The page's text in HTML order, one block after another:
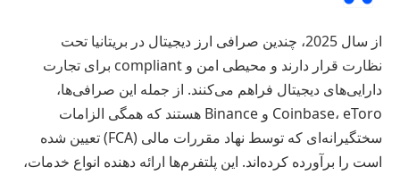
از سال 2025، چندین صرافی ارز دیجیتال در بریتانیا تحت
نظارت قرار دارند و محیطی امن و compliant برای تجارت
دارایی‌های دیجیتال فراهم می‌کنند. از جمله این صرافی‌ها،
Coinbase، eToro و Binance هستند که همگی الزامات
سختگیرانه‌ای که توسط نهاد مقررات مالی (FCA) تعیین شده
است را برآورده کرده‌اند. این پلتفرم‌ها ارائه دهنده انواع خدمات،